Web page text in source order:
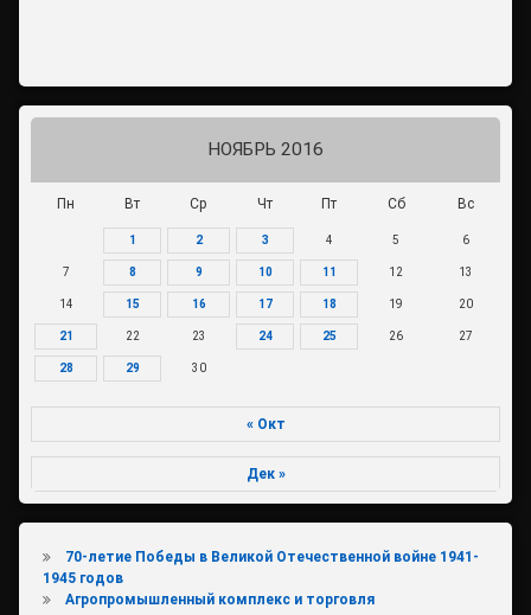
НОЯБРЬ 2016
Пн Вт Ср Чт Пт Сб Вс
1 2 3 4 5 6
7 8 9 10 11 12 13
14 15 16 17 18 19 20
21 22 23 24 25 26 27
28 29 30
« Окт
Дек »
70-летие Победы в Великой Отечественной войне 1941-
1945 годов
Агропромышленный комплекс и торговля